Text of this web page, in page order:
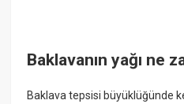
Baklavanın yağı ne
Baklava tepsisi büyüklüğünde